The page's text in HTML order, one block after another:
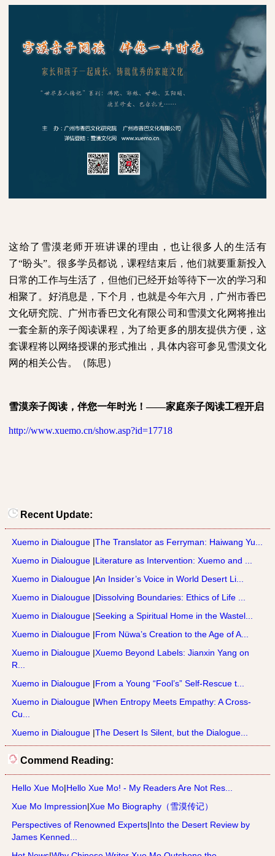
这给了雪漠老师开班讲课的理由，也让很多人的生活有
了“盼头”。很多学员都说，课程结束后，他们就要重新投入
日常的工作与生活了，但他们已经开始等待下一次的学习和
相聚了。好消息是，下个月，也就是今年六月，广州市香巴
文化研究院、广州市香巴文化有限公司和雪漠文化网将推出
一套全新的亲子阅读课程，为了给更多的朋友提供方便，这
套课程将以网络授课的形式推出，具体内容可参见雪漠文化
网的相关公告。（陈思）
雪漠亲子阅读，伴您一年时光！——家庭亲子阅读工程开启
http://www.xuemo.cn/show.asp?id=17718
Recent Update:
Xuemo in Dialougue |The Translator as Ferryman: Haiwang Yu...
Xuemo in Dialougue |Literature as Intervention: Xuemo and ...
Xuemo in Dialougue |An Insider’s Voice in World Desert Li...
Xuemo in Dialougue |Dissolving Boundaries: Ethics of Life ...
Xuemo in Dialougue |Seeking a Spiritual Home in the Wastel...
Xuemo in Dialougue |From Nüwa’s Creation to the Age of A...
Xuemo in Dialougue |Xuemo Beyond Labels: Jianxin Yang on
R...
Xuemo in Dialougue |From a Young “Fool’s” Self-Rescue t...
Xuemo in Dialougue |When Entropy Meets Empathy: A Cross-
Cu...
Xuemo in Dialougue |The Desert Is Silent, but the Dialogue...
Commend Reading:
Hello Xue Mo|Hello Xue Mo! - My Readers Are Not Res...
Xue Mo Impression|Xue Mo Biography（雪漠传记）
Perspectives of Renowned Experts|Into the Desert Review by
James Kenned...